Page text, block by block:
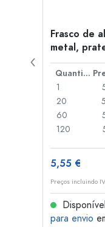
Frasco de
metal,
Quantidade
1
20
60
120
5,55 €
Preços incluindo
para envio